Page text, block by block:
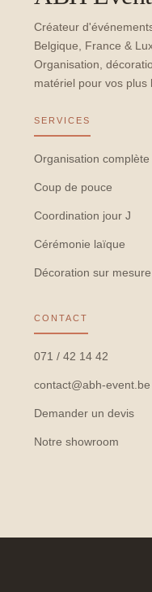
Créateur
Belgique, France &
Organisation,
matériel pour vos plus
SERVICES
Organisation complète
Coup de pouce
Coordination jour J
Cérémonie laïque
Décoration sur mesure
CONTACT
071 / 42 14 42
contact@abh-event.be
Demander un devis
Notre showroom